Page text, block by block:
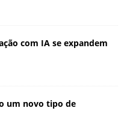
com IA se expandem
um novo tipo de